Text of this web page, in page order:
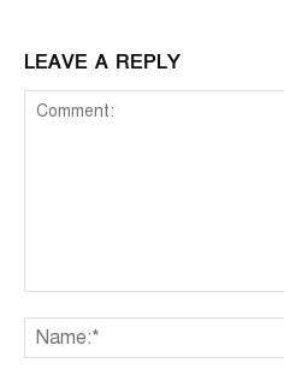
LEAVE A REPLY